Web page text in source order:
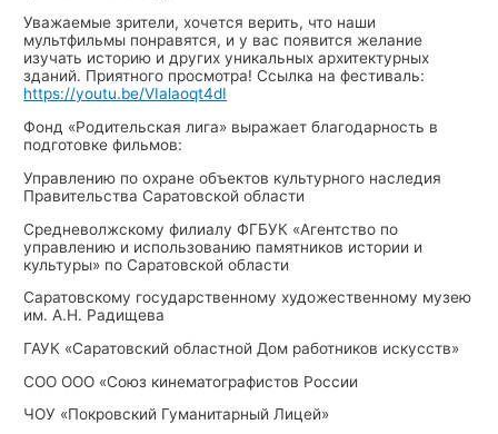
Уважаемые зрители, хочется верить, что наши
мультфильмы понравятся, и у вас появится желание
изучать историю и других уникальных архитектурных
зданий. Приятного просмотра! Ссылка на фестиваль:
https://youtu.be/VIalaoqt4dI
Фонд «Родительская лига» выражает благодарность в
подготовке фильмов:
Управлению по охране объектов культурного наследия
Правительства Саратовской области
Средневолжскому филиалу ФГБУК «Агентство по
управлению и использованию памятников истории и
культуры» по Саратовской области
Саратовскому государственному художественному музею
им. А.Н. Радищева
ГАУК «Саратовский областной Дом работников искусств»
СОО ООО «Союз кинематографистов России
ЧОУ «Покровский Гуманитарный Лицей»